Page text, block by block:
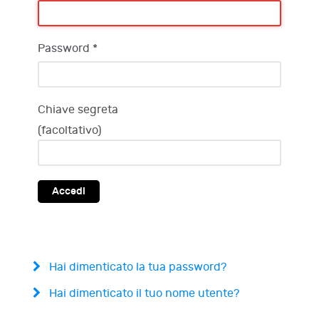
Password *
Chiave segreta
(facoltativo)
Accedi
Hai dimenticato la tua password?
Hai dimenticato il tuo nome utente?